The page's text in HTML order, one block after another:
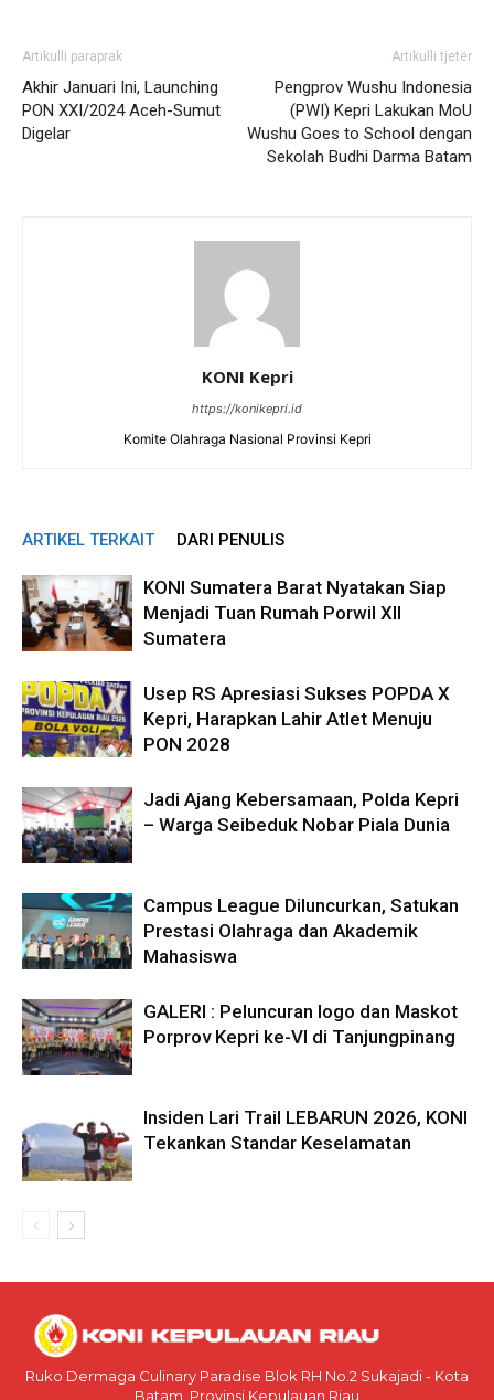
Artikulli paraprak
Akhir Januari Ini, Launching
PON XXI/2024 Aceh-Sumut
Digelar
Artikulli tjetër
Pengprov Wushu Indonesia
(PWI) Kepri Lakukan MoU
Wushu Goes to School dengan
Sekolah Budhi Darma Batam
KONI Kepri
https://konikepri.id
Komite Olahraga Nasional Provinsi Kepri
ARTIKEL TERKAIT DARI PENULIS
KONI Sumatera Barat Nyatakan Siap
Menjadi Tuan Rumah Porwil XII
Sumatera
Usep RS Apresiasi Sukses POPDA X
Kepri, Harapkan Lahir Atlet Menuju
PON 2028
Jadi Ajang Kebersamaan, Polda Kepri
– Warga Seibeduk Nobar Piala Dunia
Campus League Diluncurkan, Satukan
Prestasi Olahraga dan Akademik
Mahasiswa
GALERI : Peluncuran logo dan Maskot
Porprov Kepri ke-VI di Tanjungpinang
Insiden Lari Trail LEBARUN 2026, KONI
Tekankan Standar Keselamatan
Ruko Dermaga Culinary Paradise Blok RH No.2 Sukajadi - Kota
Batam, Provinsi Kepulauan Riau